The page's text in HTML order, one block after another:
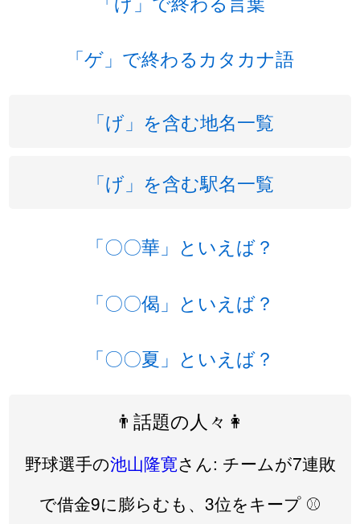
「ゲ」で終わるカタカナ語
「げ」を含む地名一覧
「げ」を含む駅名一覧
「〇〇華」といえば？
「〇〇偈」といえば？
「〇〇夏」といえば？
👨話題の人々👩
野球選手の池山隆寛さん: チームが7連敗
で借金9に膨らむも、3位をキープ ⚾️